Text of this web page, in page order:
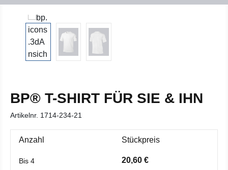
BP® T-SHIRT FÜR SIE & IHN
Artikelnr. 1714-234-21
Anzahl Stückpreis
Bis 4 20,60 €